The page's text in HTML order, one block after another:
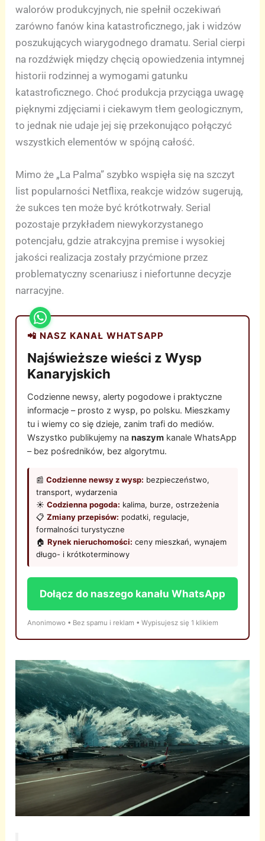
walorów produkcyjnych, nie spełnił oczekiwań
zarówno fanów kina katastroficznego, jak i widzów
poszukujących wiarygodnego dramatu. Serial cierpi
na rozdźwięk między chęcią opowiedzenia intymnej
historii rodzinnej a wymogami gatunku
katastroficznego. Choć produkcja przyciąga uwagę
pięknymi zdjęciami i ciekawym tłem geologicznym,
to jednak nie udaje jej się przekonująco połączyć
wszystkich elementów w spójną całość.
Mimo że „La Palma” szybko wspięła się na szczyt
list popularności Netflixa, reakcje widzów sugerują,
że sukces ten może być krótkotrwały. Serial
pozostaje przykładem niewykorzystanego
potencjału, gdzie atrakcyjna premise i wysokiej
jakości realizacja zostały przyćmione przez
problematyczny scenariusz i niefortunne decyzje
narracyjne.
📲 NASZ KANAŁ WHATSAPP
Najświeższe wieści z Wysp
Kanaryjskich
Codzienne newsy, alerty pogodowe i praktyczne
informacje – prosto z wysp, po polsku. Mieszkamy
tu i wiemy co się dzieje, zanim trafi do mediów.
Wszystko publikujemy nanaszym kanale WhatsApp
– bez pośredników, bez algorytmu.
📰Codzienne newsy z wysp: bezpieczeństwo,
transport, wydarzenia
☀️Codzienna pogoda: kalima, burze, ostrzeżenia
📋Zmiany przepisów: podatki, regulacje,
formalności turystyczne
🏠Rynek nieruchomości: ceny mieszkań, wynajem
długo- i krótkoterminowy
Dołącz do naszego kanału WhatsApp
Anonimowo • Bez spamu i reklam • Wypisujesz się 1 klikiem